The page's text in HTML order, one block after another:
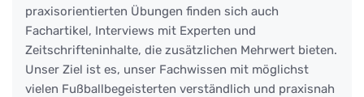
praxisorientierten Übungen finden sich auch
Fachartikel, Interviews mit Experten und
Zeitschrifteninhalte, die zusätzlichen Mehrwert bieten.
Unser Ziel ist es, unser Fachwissen mit möglichst
vielen Fußballbegeisterten verständlich und praxisnah